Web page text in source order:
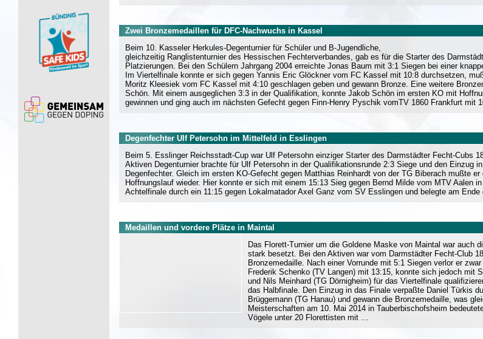
Zwei Bronzemedaillen für DFC-Nachwuchs in Kassel
Beim 10. Kasseler Herkules-Degenturnier für Schüler und B-Jugendliche,
gleichzeitig Ranglistenturnier des Hessischen Fechterverbandes, gab es für die Starter des
Platzierungen. Bei den Schülern Jahrgang 2004 erreichte Jonas Baum mit 3:1 Siegen bei einer
Im Viertelfinale konnte er sich gegen Yannis Eric Glöckner vom FC Kassel mit 10:8 durchsetzen,
Moritz Kleesiek vom FC Kassel mit 4:10 geschlagen geben und gewann Bronze. Eine weitere
Schön. Mit einem ausgeglichen 3:3 in der Qualifikation, konnte Jakob Schön im ersten KO mit
gewinnen und ging auch im nächsten Gefecht gegen Finn-Henry Pyschik vomTV 1860 Frankfurt mit
Degenfechter Ulf Petersohn im Mittelfeld in Esslingen
Beim 5. Esslinger Reichsstadt-Cup war Ulf Petersohn einziger Starter des Darmstädter Fecht-Cubs
Aktiven Degenturnier brachte für Ulf Petersohn in der Qualifikationsrunde 2:3 Siege und den Einzug
Degenfechter. Gleich im ersten KO-Gefecht gegen Matthias Reinhardt von der TG Biberach mußte
Hoffnungslauf wieder. Hier konnte er sich mit einem 15:13 Sieg gegen Bernd Milde vom MTV Aalen
Achtelfinale durch ein 11:15 gegen Lokalmatador Axel Ganz vom SV Esslingen und belegte am Ende
Medaillen und vordere Plätze in Maintal
Das Florett-Turnier um die Goldene Maske von Maintal war auch
stark besetzt. Bei den Aktiven war vom Darmstädter Fecht-Club
Bronzemedaille. Nach einer Vorrunde mit 5:1 Siegen verlor er
Frederik Schenko (TV Langen) mit 13:15, konnte sich jedoch mit
und Nils Meinhard (TG Dörnigheim) für das Viertelfinale
das Halbfinale. Den Einzug in das Finale verpaßte Daniel Türkis
Brüggemann (TG Hanau) und gewann die Bronzemedaille, was
Meisterschaften am 10. Mai 2014 in Tauberbischofsheim
Vögele unter 20 Florettisten mit …